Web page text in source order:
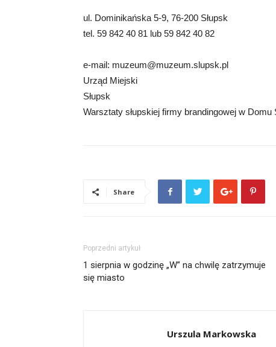
ul. Dominikańska 5-9, 76-200 Słupsk
tel. 59 842 40 81 lub 59 842 40 82
e-mail: muzeum@muzeum.slupsk.pl
Urząd Miejski
Słupsk
Warsztaty słupskiej firmy brandingowej w Domu
Share
Poprzedni artykuł
1 sierpnia w godzinę „W” na chwilę zatrzymuje
się miasto
Urszula Markowska